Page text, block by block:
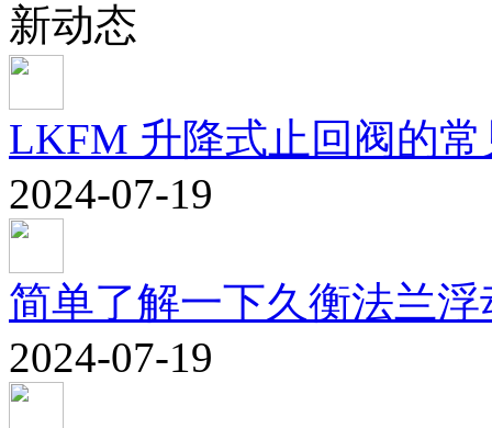
新动态
LKFM 升降式止回阀的
2024-07-19
简单了解一下久衡法兰
2024-07-19